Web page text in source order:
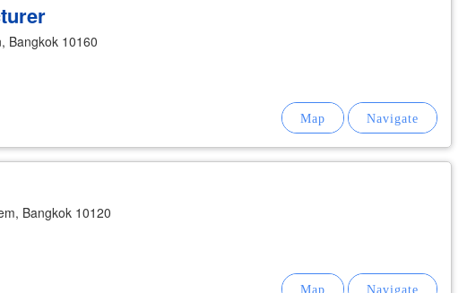
Bangkok 10160
Bangkok 10120